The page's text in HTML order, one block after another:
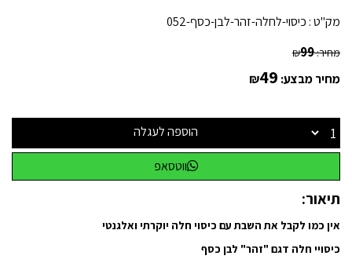
מק"ט : כיסוי-לחלה-זהר-לבן-כסף-052
מחיר: ₪99
מחיר מבצע: ₪49
הוספה לעגלה
ווטסאפ
תיאור:
אין כמו לקבל את השבת עם כיסוי חלה יוקרתי ואלגנטי
כיסויי חלה דגם "זהר" לבן כסף